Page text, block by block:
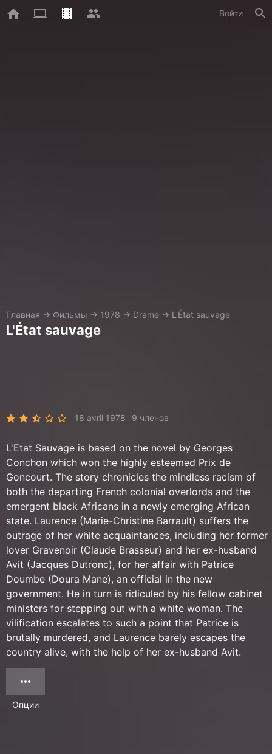
Войти
Главная → Фильмы → 1978 → Drame → L'État sauvage
L'État sauvage
18 avril 1978 9 членов
L'Etat Sauvage is based on the novel by Georges
Conchon which won the highly esteemed Prix de
Goncourt. The story chronicles the mindless racism of
both the departing French colonial overlords and the
emergent black Africans in a newly emerging African
state. Laurence (Marie-Christine Barrault) suffers the
outrage of her white acquaintances, including her former
lover Gravenoir (Claude Brasseur) and her ex-husband
Avit (Jacques Dutronc), for her affair with Patrice
Doumbe (Doura Mane), an official in the new
government. He in turn is ridiculed by his fellow cabinet
ministers for stepping out with a white woman. The
vilification escalates to such a point that Patrice is
brutally murdered, and Laurence barely escapes the
country alive, with the help of her ex-husband Avit.
Опции